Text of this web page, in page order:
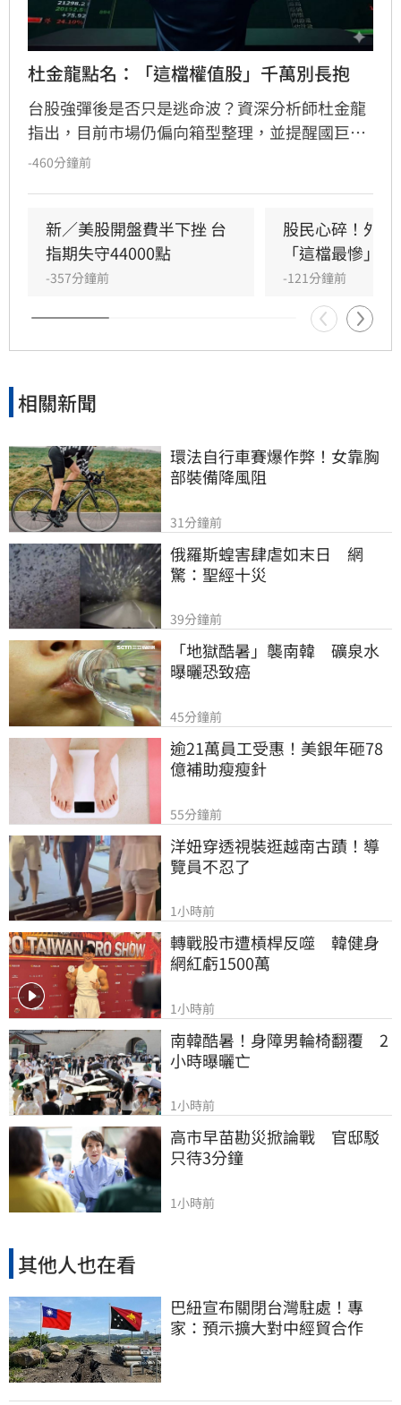
杜金龍點名：「這檔權值股」千萬別長抱
台股強彈後是否只是逃命波？資深分析師杜金龍
指出，目前市場仍偏向箱型整理，並提醒國巨雖
然獲利亮眼，但受籌碼與槓桿因素影響，不建議
-460分鐘前
新／美股開盤費半下挫 台
指期失守44000點
-357分鐘前
股民心碎！外
「這檔最慘」
-121分鐘前
相關新聞
環法自行車賽爆作弊！女靠胸
部裝備降風阻
31分鐘前
俄羅斯蝗害肆虐如末日　網
驚：聖經十災
39分鐘前
「地獄酷暑」襲南韓　礦泉水
曝曬恐致癌
45分鐘前
逾21萬員工受惠！美銀年砸78
億補助瘦瘦針
55分鐘前
洋妞穿透視裝逛越南古蹟！導
覽員不忍了
1小時前
轉戰股市遭槓桿反噬　韓健身
網紅虧1500萬
1小時前
南韓酷暑！身障男輪椅翻覆　2
小時曝曬亡
1小時前
高市早苗勘災掀論戰　官邸駁
只待3分鐘
1小時前
其他人也在看
巴紐宣布關閉台灣駐處！專
家：預示擴大對中經貿合作